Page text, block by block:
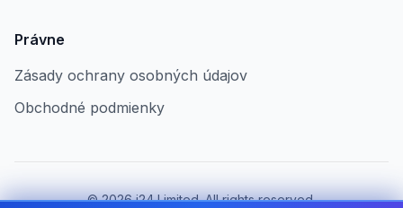
Právne
Zásady ochrany osobných údajov
Obchodné podmienky
©2026i24 Limited. All rights reserved.